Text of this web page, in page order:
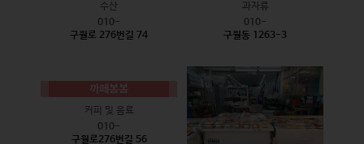
수산
010-
구월로 276번길 74
과자류
010-
구월동 1263-3
까페봄봄
커피 및 음료
010-
구월로276번길 56